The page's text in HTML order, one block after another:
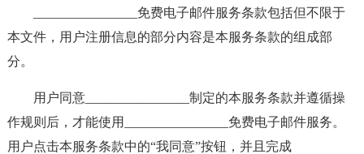
________________免费电子邮件服务条款包括但不限于
本文件，用户注册信息的部分内容是本服务条款的组成部
分。
用户同意________________制定的本服务条款并遵循操
作规则后，才能使用________________免费电子邮件服务。
用户点击本服务条款中的“我同意”按钮，并且完成